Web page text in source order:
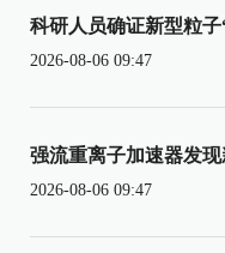
科研人员确证新型粒
2026-08-06 09:47
强流重离子加速器发现
2026-08-06 09:47